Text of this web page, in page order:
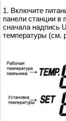
1. Включите
панели станции в
сначала надпись
температуры (см.